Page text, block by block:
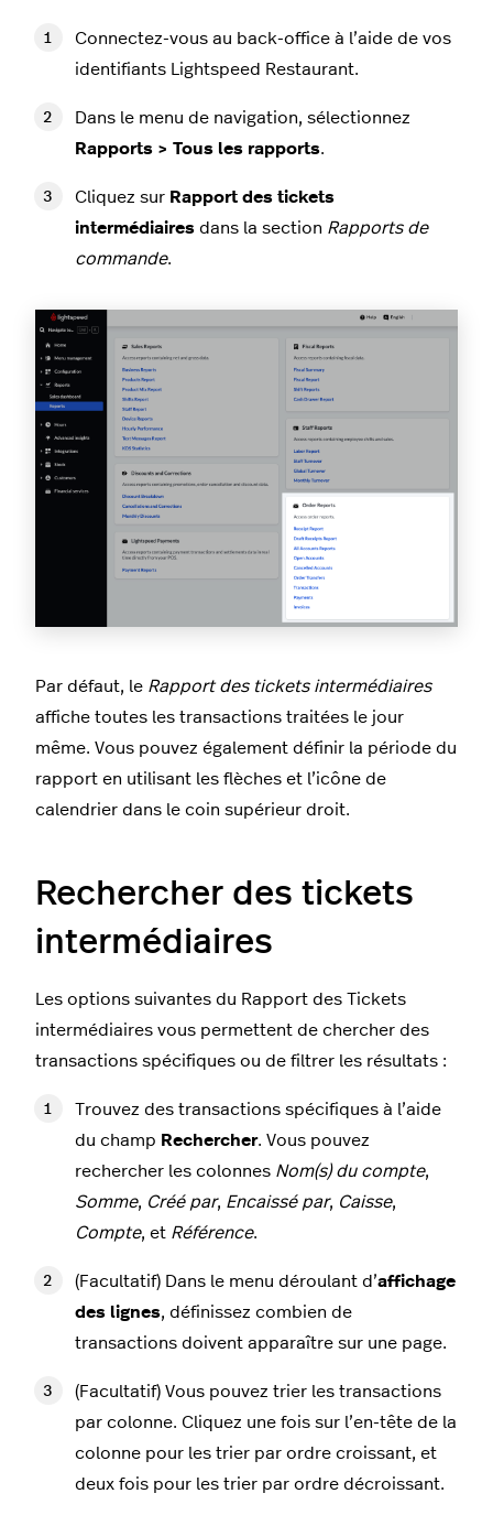
Connectez-vous au back-office à l’aide de vos
identifiants Lightspeed Restaurant.
Dans le menu de navigation, sélectionnez
Rapports > Tous les rapports.
Cliquez sur Rapport des tickets
intermédiaires dans la section Rapports de
commande.
Par défaut, le Rapport des tickets intermédiaires
affiche toutes les transactions traitées le jour
même. Vous pouvez également définir la période du
rapport en utilisant les flèches et l’icône de
calendrier dans le coin supérieur droit.
Rechercher des tickets
intermédiaires
Les options suivantes du Rapport des Tickets
intermédiaires vous permettent de chercher des
transactions spécifiques ou de filtrer les résultats :
Trouvez des transactions spécifiques à l’aide
du champ Rechercher. Vous pouvez
rechercher les colonnes Nom(s) du compte,
Somme, Créé par, Encaissé par, Caisse,
Compte, et Référence.
(Facultatif) Dans le menu déroulant d’affichage
des lignes, définissez combien de
transactions doivent apparaître sur une page.
(Facultatif) Vous pouvez trier les transactions
par colonne. Cliquez une fois sur l’en-tête de la
colonne pour les trier par ordre croissant, et
deux fois pour les trier par ordre décroissant.